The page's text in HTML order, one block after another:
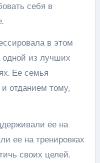
себя в
в этом
одной из лучших
Ее семья
отданием тому,
ее на
ее на тренировках
своих целей.